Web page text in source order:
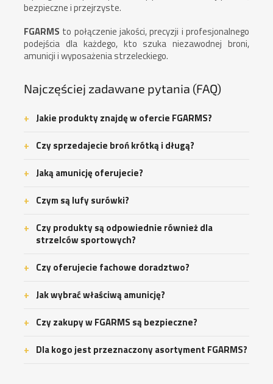
bezpieczne i przejrzyste.
FGARMS to połączenie jakości, precyzji i profesjonalnego
podejścia dla każdego, kto szuka niezawodnej broni,
amunicji i wyposażenia strzeleckiego.
Najczęściej zadawane pytania (FAQ)
Jakie produkty znajdę w ofercie FGARMS?
Czy sprzedajecie broń krótką i długą?
Jaką amunicję oferujecie?
Czym są lufy surówki?
Czy produkty są odpowiednie również dla
strzelców sportowych?
Czy oferujecie fachowe doradztwo?
Jak wybrać właściwą amunicję?
Czy zakupy w FGARMS są bezpieczne?
Dla kogo jest przeznaczony asortyment FGARMS?